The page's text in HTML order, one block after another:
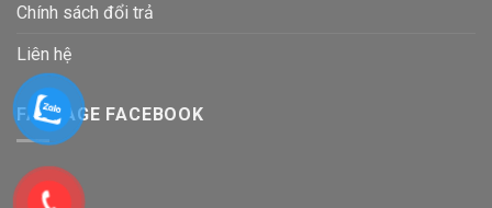
Chính sách đổi trả
Liên hệ
FANPAGE FACEBOOK